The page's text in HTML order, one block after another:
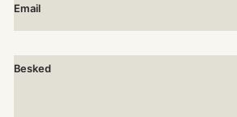
Email
Besked